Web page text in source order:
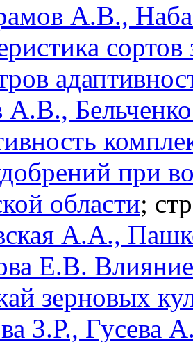
А.В.,
А.В.,
при
области;
А.А.,
Е.В.
зерновых
З.Р., Гусева